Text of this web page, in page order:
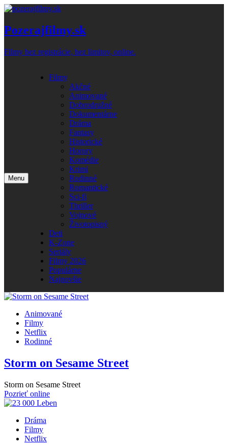
Skip
content
Pozerajfilmy.sk
Filmy bez registrácie, bez limitov, online.
Menu
Filmy
Akčné
Animované
Dobrodružné
Dokumentárne
Dráma
Fantasy
Historické
Horory
Komédie
Krimi
Rodinné
Romantické
Sci-fi
Thriller
Vojnové
Životopisný
Deti
K-Zone
Seriály
Filmy 2026
Populárne
Najnovšie
Animované
Filmy
Netflix
Rodinné
Storm on Sesame Street
Storm on Sesame Street
Pozrieť online
Dráma
Filmy
Netflix